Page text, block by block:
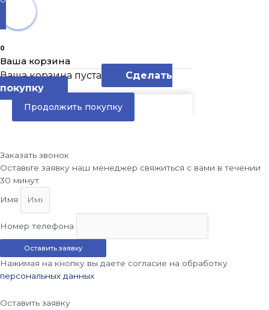
0
Ваша корзина
Ваша корзина пуста
Сделать
покупку
Продолжить покупку
Заказать звонок
Оставьте заявку наш менеджер свяжиться с вами в течении
30 минут
Имя
Номер телефона
Оставить заявку
Нажимая на кнопку вы даете согласие на обработку
персональных данных
Оставить заявку